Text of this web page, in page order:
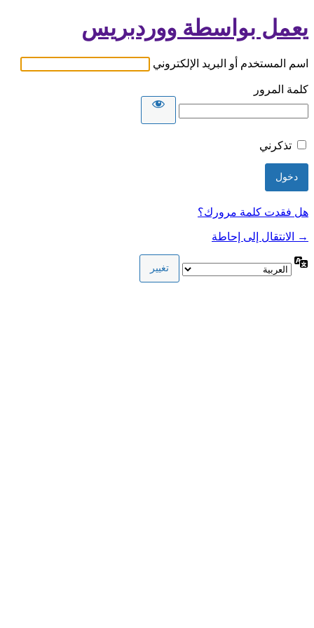
يعمل بواسطة ووردبريس
اسم المستخدم أو البريد الإلكتروني
كلمة المرور
تذكرني
هل فقدت كلمة مرورك؟
→ الانتقال إلى إحاطة
اللغة